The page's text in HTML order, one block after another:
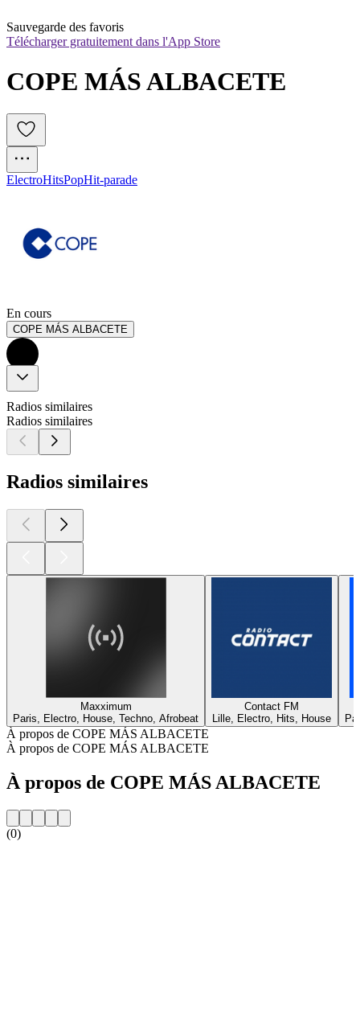
Sauvegarde des favoris
Télécharger gratuitement dans l'App Store
COPE MÁS ALBACETE
ElectroHitsPopHit-parade
En cours
COPE MÁS ALBACETE
Radios similaires
Radios similaires
Radios similaires
Maxximum
Paris, Electro, House, Techno, Afrobeat
Contact FM
Lille, Electro, Hits, House
À propos de COPE MÁS ALBACETE
À propos de COPE MÁS ALBACETE
À propos de COPE MÁS ALBACETE
(0)